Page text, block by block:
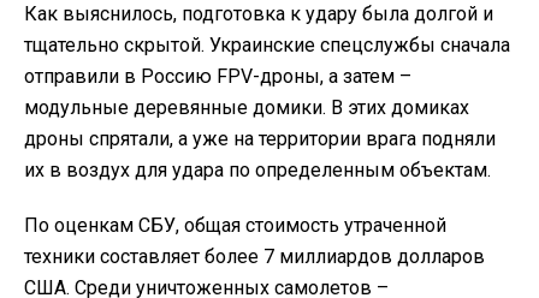
Как выяснилось, подготовка к удару была долгой и
тщательно скрытой. Украинские спецслужбы сначала
отправили в Россию FPV-дроны, а затем –
модульные деревянные домики. В этих домиках
дроны спрятали, а уже на территории врага подняли
их в воздух для удара по определенным объектам.
По оценкам СБУ, общая стоимость утраченной
техники составляет более 7 миллиардов долларов
США. Среди уничтоженных самолетов –